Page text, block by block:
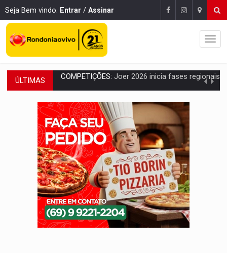
Seja Bem vindo. Entrar / Assinar
ÚLTIMAS PERIGO:Moradores denunciam escuridão e insegurança na Estrada
COLIGAÇÃO:Reabertura de ação no TSE pode resultar em cassação de prefeita
INCLUSÃO:APAE Porto Velho abre inscrições para
CLUBE DOS R$ 00,00:21 candidatos declaram patrimônio zero em Rondônia
INTERIOR:Ouro Preto do Oeste realiza Cavalgada da Expo Show
DESENVOLVIMENTO:Ideb avança nos anos iniciais do ensino
VULGO 'UNIÃO':Chefe de facção criminosa é preso durante
Publicação Legal:CONVOCAÇÃO DAS ELEIÇÕES: